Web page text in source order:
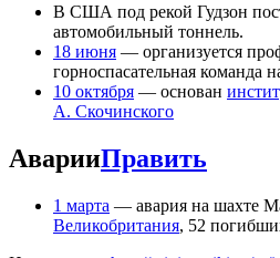
В США под рекой Гудзон
автомобильный тоннель.
18 июня — организуется
горноспасательная команда
10 октября — основан
А. Скочинского
АварииПравить
1 марта — авария на шахте
Великобритания, 52